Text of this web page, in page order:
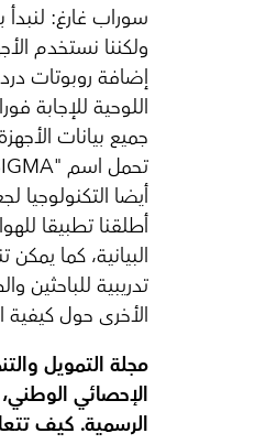
سوراب غارغ: لنبدأ
ولكننا نستخدم
إضافة روبوتات
اللوحية
جميع بيانات
أيضا التكنولوجيا
أطلقنا تطبيقا
البيانية، كما
تدريبية للباحثين
الأخرى حول
مجلة التمويل
الإحصائي
الرسمية. كيف